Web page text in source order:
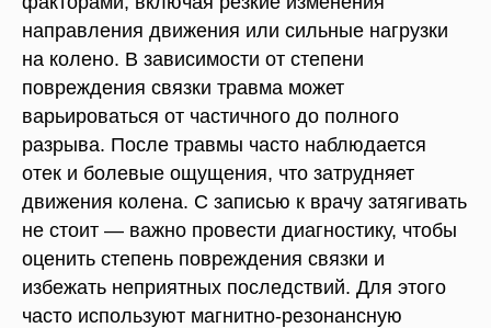
направления движения или сильные нагрузки
на колено. В зависимости от степени
повреждения связки травма может
варьироваться от частичного до полного
разрыва. После травмы часто наблюдается
отек и болевые ощущения, что затрудняет
движения колена. С записью к врачу затягивать
не стоит — важно провести диагностику, чтобы
оценить степень повреждения связки и
избежать неприятных последствий. Для этого
часто используют магнитно-резонансную